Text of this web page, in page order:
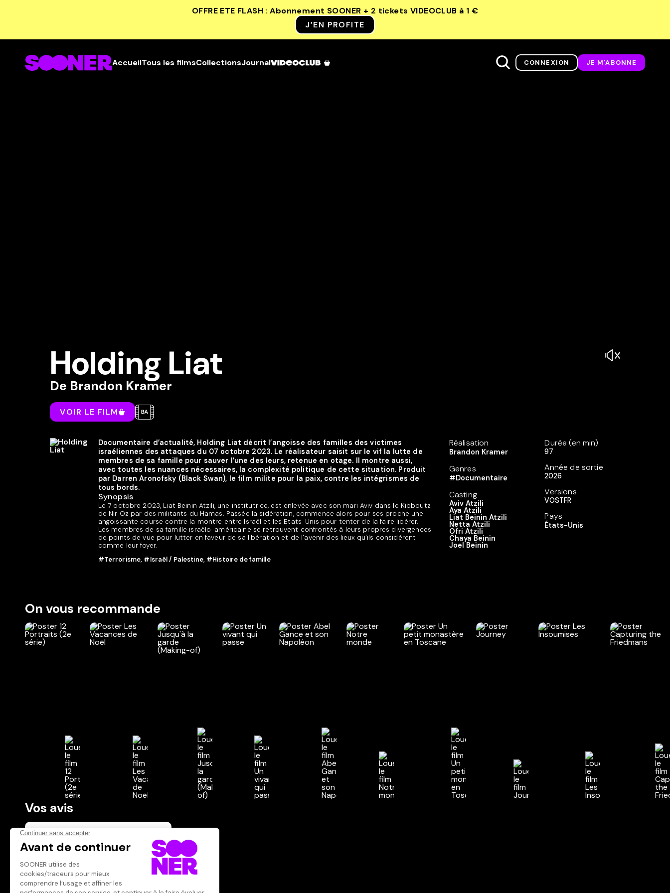
OFFRE ETE FLASH : Abonnement SOONER + 2 tickets VIDEOCLUB à 1 €
J’EN PROFITE
AccueilTous les filmsCollectionsJournal CONNEXION JE M'ABONNE
Holding Liat
De Brandon Kramer
VOIR LE FILM
Documentaire d’actualité, Holding Liat décrit l’angoisse des familles des victimes
israéliennes des attaques du 07 octobre 2023. Le réalisateur saisit sur le vif la lutte de
membres de sa famille pour sauver l’une des leurs, retenue en otage. Il montre aussi,
avec toutes les nuances nécessaires, la complexité politique de cette situation. Produit
par Darren Aronofsky (Black Swan), le film milite pour la paix, contre les intégrismes de
tous bords.
Synopsis
Le 7 octobre 2023, Liat Beinin Atzili, une institutrice, est enlevée avec son mari Aviv dans le Kibboutz
de Nir Oz par des militants du Hamas. Passée la sidération, commence alors pour ses proche une
angoissante course contre la montre entre Israël et les Etats-Unis pour tenter de la faire libérer.
Les membres de sa famille israélo-américaine se retrouvent confrontés à leurs propres divergences
de points de vue pour lutter en faveur de sa libération et de l'avenir des lieux qu'ils considèrent
comme leur foyer.
#Terrorisme, #Israël / Palestine, #Histoire de famille
Réalisation
Brandon Kramer
Genres
#Documentaire
Casting
Aviv Atzili
Aya Atzili
Liat Beinin Atzili
Netta Atzili
Ofri Atzili
Chaya Beinin
Joel Beinin
Durée (en min)
97
Année de sortie
2026
Versions
VOSTFR
Pays
États-Unis
On vous recommande
Vos avis
Donnez votre avis
Votre note
Votre commentaire
Il faut vous connecter pour
publier un avis